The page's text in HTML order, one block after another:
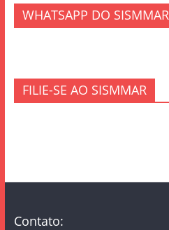
WHATSAPP DO SISMMAR
FILIE-SE AO SISMMAR
Contato: